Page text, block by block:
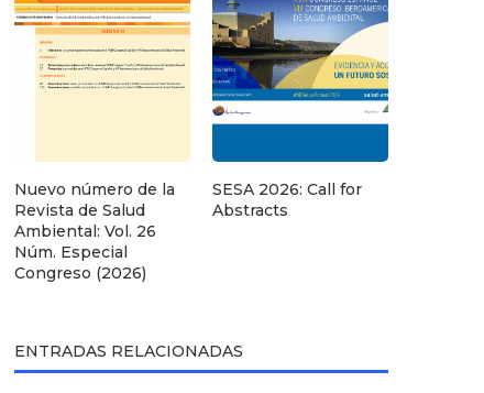
Nuevo número de la
Revista de Salud
Ambiental: Vol. 26
Núm. Especial
Congreso (2026)
SESA 2026: Call for
Abstracts
ENTRADAS RELACIONADAS